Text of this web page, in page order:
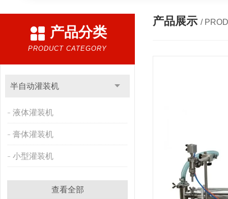
产品分类
PRODUCT CATEGORY
半自动灌装机
液体灌装机
膏体灌装机
小型灌装机
查看全部
产品展示 /